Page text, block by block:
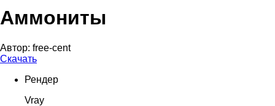
Аммониты
Автор: free-cent
Скачать
Рендер
Vray